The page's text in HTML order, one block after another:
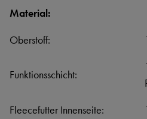
Material:
Oberstoff:
Funktionsschicht:
Fleecefutter Innenseite: